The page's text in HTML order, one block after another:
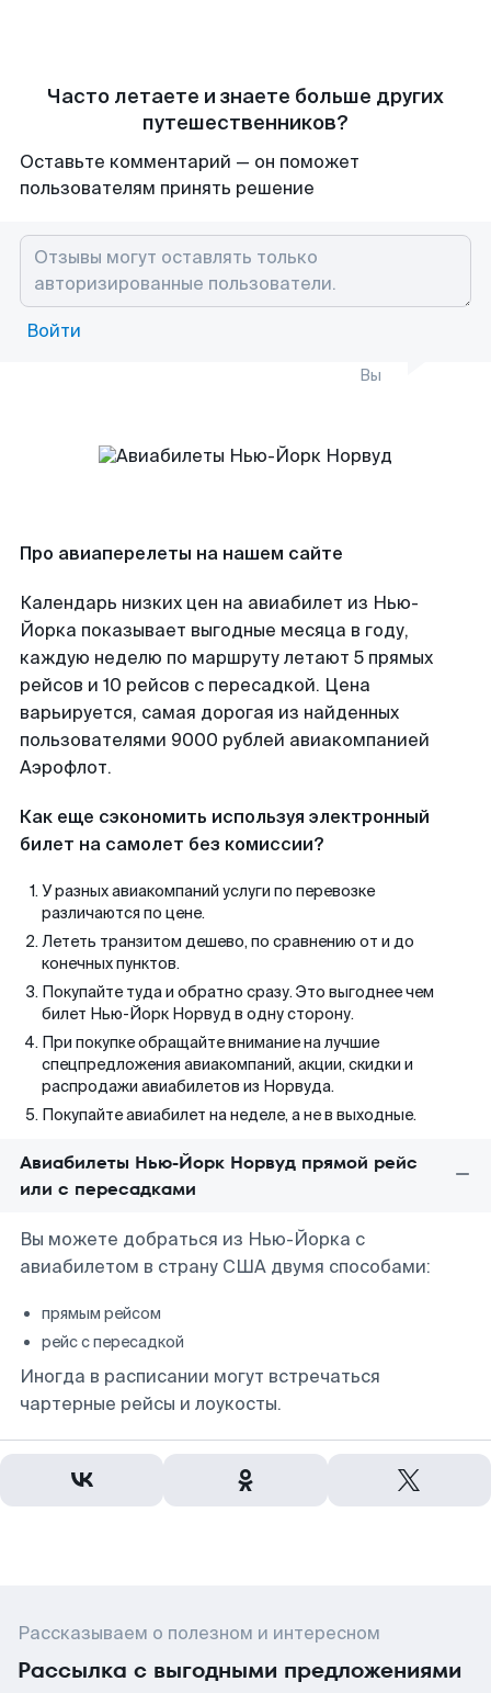
Часто летаете и знаете больше других
путешественников?
Оставьте комментарий — он поможет
пользователям принять решение
Войти
Вы
Про авиаперелеты на нашем сайте
Календарь низких цен на авиабилет из Нью-
Йорка показывает выгодные месяца в году,
каждую неделю по маршруту летают 5 прямых
рейсов и 10 рейсов с пересадкой. Цена
варьируется, самая дорогая из найденных
пользователями 9000 рублей авиакомпанией
Аэрофлот.
Как еще сэкономить используя электронный
билет на самолет без комиссии?
У разных авиакомпаний услуги по перевозке
различаются по цене.
Лететь транзитом дешево, по сравнению от и до
конечных пунктов.
Покупайте туда и обратно сразу. Это выгоднее чем
билет Нью-Йорк Норвуд в одну сторону.
При покупке обращайте внимание на лучшие
спецпредложения авиакомпаний, акции, скидки и
распродажи авиабилетов из Норвуда.
Покупайте авиабилет на неделе, а не в выходные.
Авиабилеты Нью-Йорк Норвуд прямой рейс
или с пересадками
Вы можете добраться из Нью-Йорка с
авиабилетом в страну США двумя способами:
прямым рейсом
рейс с пересадкой
Иногда в расписании могут встречаться
чартерные рейсы и лоукосты.
Рассказываем о полезном и интересном
Рассылка с выгодными предложениями